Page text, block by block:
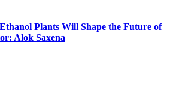
Plants Will Shape the Future of
Alok Saxena